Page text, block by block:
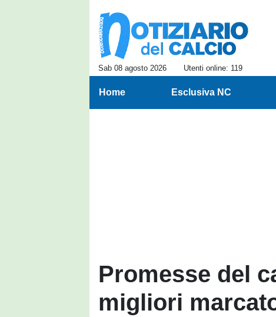
Sab 08 agosto 2026 Utenti online: 119
Home Esclusiva NC
Promesse del
migliori